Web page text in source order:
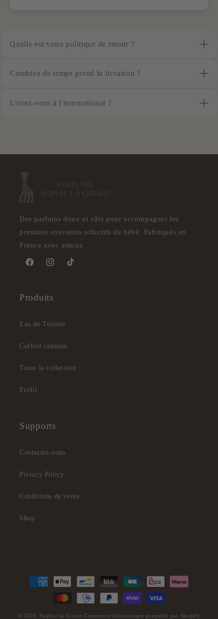
Quelle est votre politique de retour ?
Nous offrons une politique de retour de 30 jours pour tous les
articles non utilisés et dans leur emballage d'origine. Veuillez
Combien de temps prend la livraison ?
La livraison standard prend généralement de 5 à 7 jours ouvrables.
Livrez-vous à l'international ?
Des parfums doux et sûrs pour accompagner les
premiers souvenirs olfactifs de bébé. Fabriqués en
France avec amour.
FacebookInstagramTikTok
Produits
Eau de Toilette
Coffret cadeaux
Toute la collection
Profil
Supports
Contactez-nous
Privacy Policy
Conditions de vente
Shop
Moyens
© 2026, Sophie la Girafe Commerce électronique propulsé par Shopify